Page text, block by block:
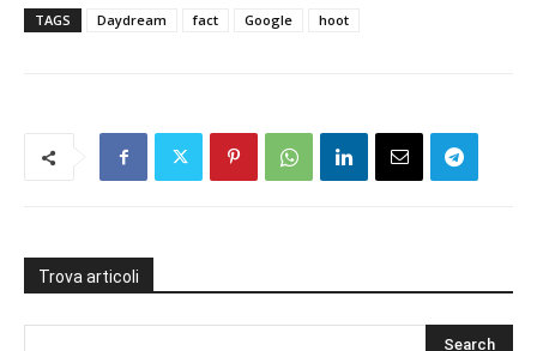
TAGS Daydream fact Google hoot
Trova articoli